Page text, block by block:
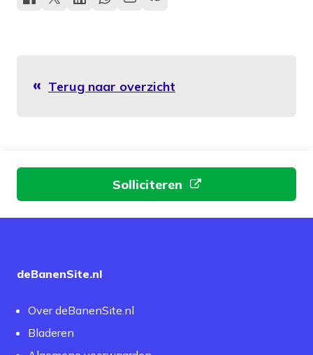
Terug naar overzicht
Aan de slagSolliciteren
deBanenSite.nl
Over deBanenSite.nl
Bladeren